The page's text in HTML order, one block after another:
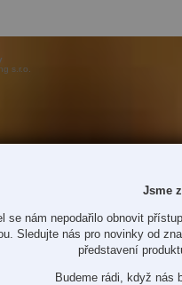
s.r.o.
Jsme
se nám nepodařilo obnovit
Sledujte nás pro novinky od
představení
Budeme rádi, když nás